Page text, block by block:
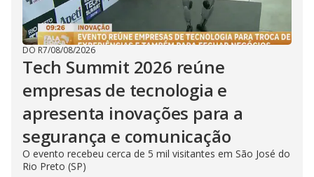
DO R7/08/08/2026
Tech Summit 2026 reúne
empresas de tecnologia e
apresenta inovações para a
segurança e comunicação
O evento recebeu cerca de 5 mil visitantes em São José do
Rio Preto (SP)